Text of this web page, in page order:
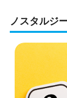
ノスタルジ